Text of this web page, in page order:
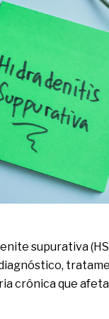
nas atividades de
como estratégia
de materiais
não está no modelo
B2B e a venda
supurativa
crônica que